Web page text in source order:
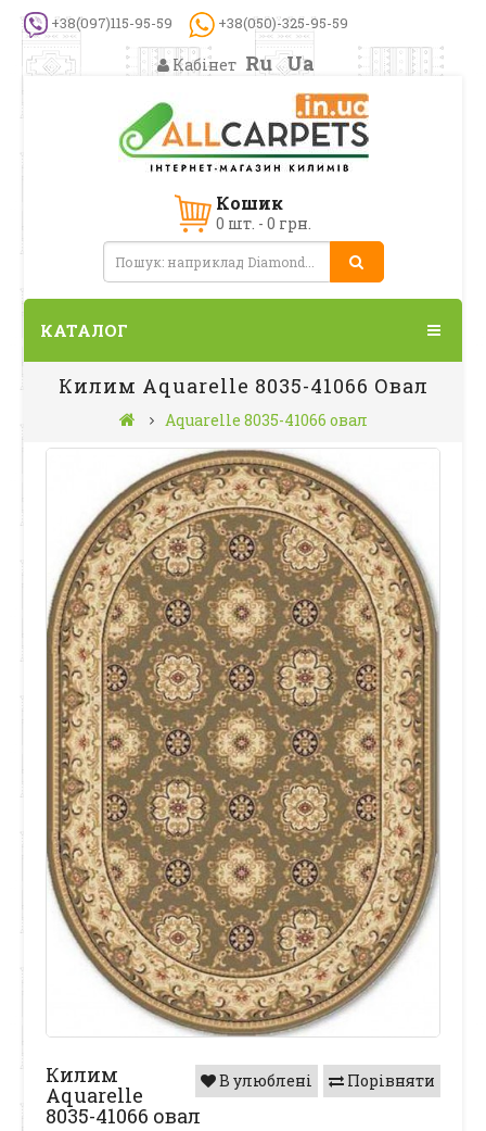
+38(097)115-95-59 +38(050)-325-95-59
Кабінет Ru Ua
Кошик
0 шт. - 0 грн.
КАТАЛОГ
Килим Aquarelle 8035-41066 Овал
Aquarelle 8035-41066 овал
Порівняти
В улюблені
Килим
Aquarelle
8035-41066 овал